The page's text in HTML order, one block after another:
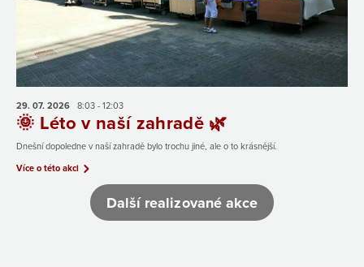
29. 07. 2026 8:03 - 12:03
🌞 Léto v naší zahradě 🌿
Dnešní dopoledne v naší zahradě bylo trochu jiné, ale o to krásnější.
Více o této akci
Další realizované akce